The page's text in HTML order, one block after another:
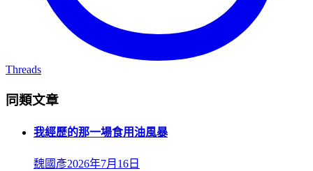
Threads
同類文章
我經歷的那一場食用油風暴
魏國彥2026年7月16日